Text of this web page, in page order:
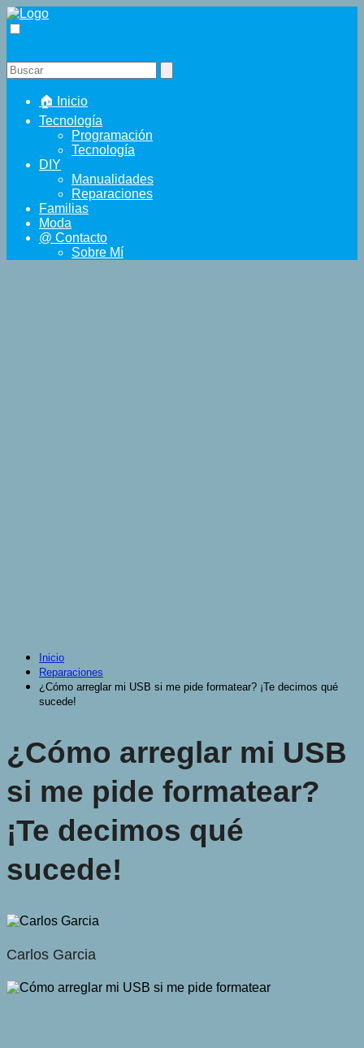
🏠 Inicio
Tecnología
Programación
Tecnología
DIY
Manualidades
Reparaciones
Familias
Moda
@ Contacto
Sobre Mí
Inicio
Reparaciones
¿Cómo arreglar mi USB si me pide formatear? ¡Te decimos qué
sucede!
¿Cómo arreglar mi USB
si me pide formatear?
¡Te decimos qué
sucede!
Carlos Garcia